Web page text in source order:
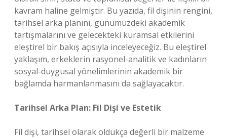
kavram haline gelmiştir. Bu yazıda, fil dişinin rengini,
tarihsel arka planını, günümüzdeki akademik
tartışmalarını ve gelecekteki kuramsal etkilerini
eleştirel bir bakış açısıyla inceleyeceğiz. Bu eleştirel
yaklaşım, erkeklerin rasyonel-analitik ve kadınların
sosyal-duygusal yönelimlerinin akademik bir
bağlamda harmanlanmasını da sağlayacaktır.
Tarihsel Arka Plan: Fil Dişi ve Estetik
Fil dişi, tarihsel olarak oldukça değerli bir malzeme